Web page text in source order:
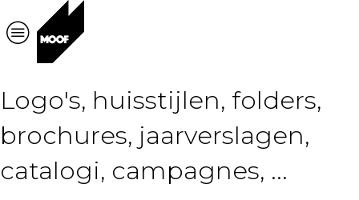
Logo's, huisstijlen, folders,
brochures, jaarverslagen,
catalogi, campagnes, ...